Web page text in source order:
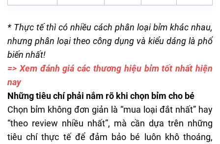
* Thực tế thì có nhiều cách phân loại bỉm khác nhau,
nhưng phân loại theo công dụng và kiểu dáng là phổ
biến nhất!
=> Xem đánh giá các thương hiệu bỉm tốt nhất hiện
nay
Những tiêu chí phải nắm rõ khi chọn bỉm cho bé
Chọn bỉm không đơn giản là “mua loại đắt nhất” hay
“theo review nhiều nhất”, mà cần dựa trên những
tiêu chí thực tế để đảm bảo bé luôn khô thoáng,